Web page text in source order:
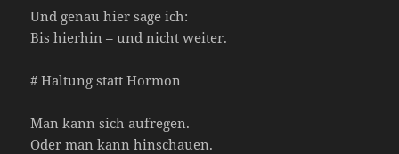
Und genau hier sage ich:
Bis hierhin – und nicht weiter.
# Haltung statt Hormon
Man kann sich aufregen.
Oder man kann hinschauen.